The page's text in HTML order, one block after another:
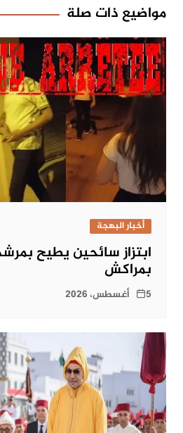
مواضيع ذات صلة
أخبار البهجة
ابتزاز سائحين يطيح
بمراكش
5 أغسطس، 2026